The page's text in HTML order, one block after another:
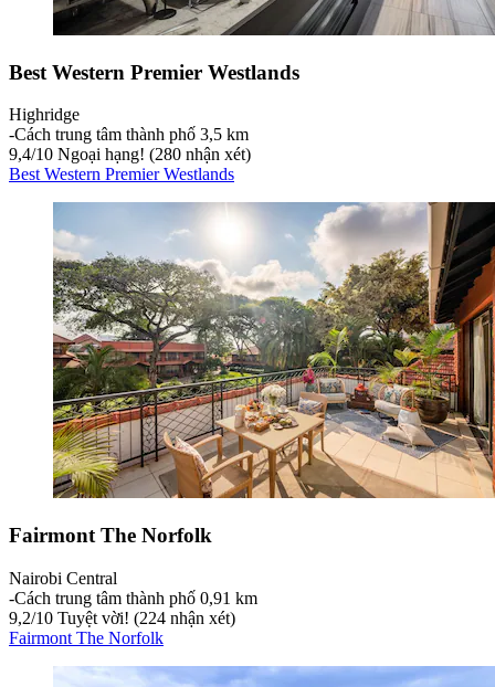
Best Western Premier Westlands
Highridge
‐Cách trung tâm thành phố 3,5 km
9,4/10 Ngoại hạng! (280 nhận xét)
Best Western Premier Westlands
Fairmont The Norfolk
Nairobi Central
‐Cách trung tâm thành phố 0,91 km
9,2/10 Tuyệt vời! (224 nhận xét)
Fairmont The Norfolk